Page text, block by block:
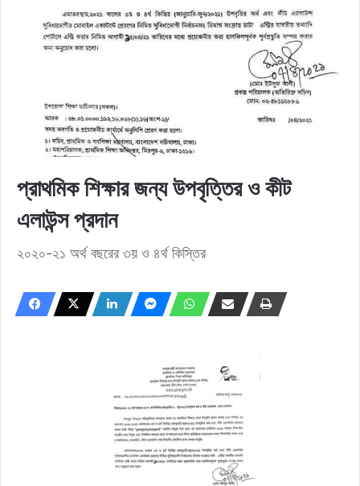
প্রাথমিক শিক্ষার জন্য উপবৃত্তির ও কীট
এলাউন্স প্রদান
২০২০-২১ অর্থ বছরের ৩য় ও ৪র্থ কিস্তির